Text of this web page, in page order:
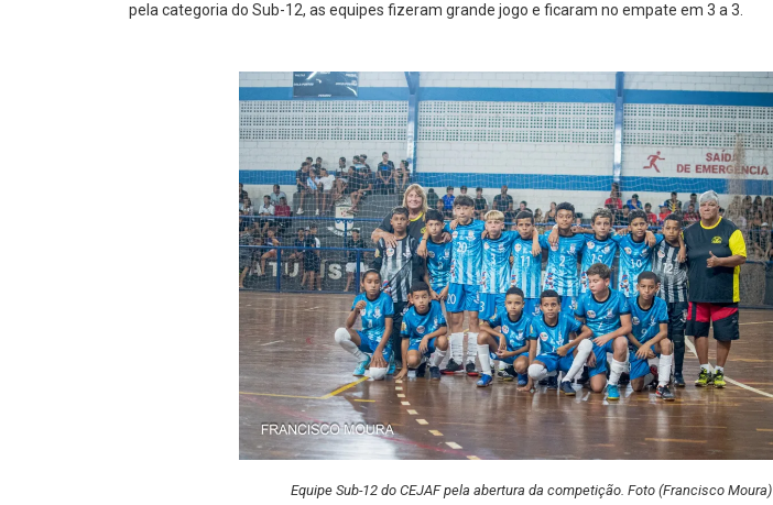
pela categoria do Sub-12, as equipes fizeram grande jogo e ficaram no empate em 3 a 3.
Equipe Sub-12 do CEJAF pela abertura da competição. Foto (Francisco Moura)